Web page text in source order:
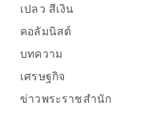
เปลว สีเงิน
คอลัมนิสต์
บทความ
เศรษฐกิจ
ข่าวพระราชสำนัก